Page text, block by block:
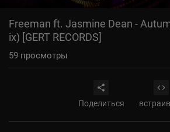
Freeman ft. Jasmine Dean -
ix) [GERT RECORDS]
59 просмотры
Поделиться